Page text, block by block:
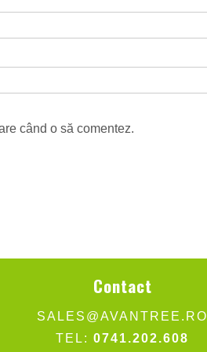
când o să comentez.
Contact
SALES@AVANTREE.RO
TEL: 0741.202.608